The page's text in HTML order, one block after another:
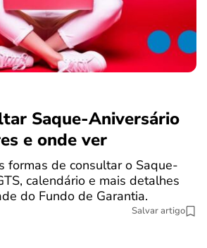
Saque-Aniversário
e onde ver
formas de consultar o Saque-
calendário e mais detalhes
do Fundo de Garantia.
Salvar artigo